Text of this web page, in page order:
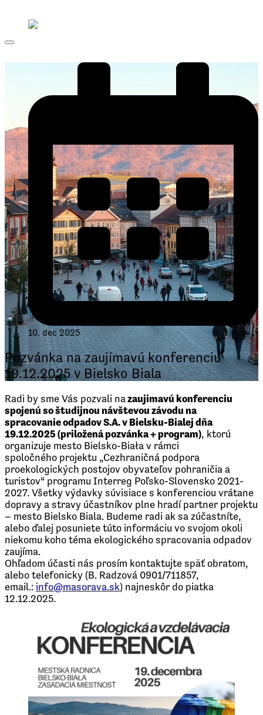
10. dec 2025
Pozvánka na zaujímavú konferenciu
19.12.2025 v Bielsko Biala
Radi by sme Vás pozvali nazaujimavú konferenciu
spojenú so študijnou návštevou závodu na
spracovanie odpadov S.A. v Bielsku-Bialej dňa
19.12.2025 (priložená pozvánka + program), ktorú
organizuje mesto Bielsko-Biała v rámci
spoločného projektu „Cezhraničná podpora
proekologických postojov obyvateľov pohraničia a
turistov“ programu Interreg Poľsko-Slovensko 2021-
2027. Všetky výdavky súvisiace s konferenciou vrátane
dopravy a stravy účastníkov plne hradí partner projektu
– mesto Bielsko Biala. Budeme radi ak sa zúčastníte,
alebo ďalej posuniete túto informáciu vo svojom okoli
niekomu koho téma ekologického spracovania odpadov
zaujíma.
Ohľadom účasti nás prosím kontaktujte späť obratom,
alebo telefonicky (B. Radzová 0901/711857,
email.: info@masorava.sk) najneskôr do piatka
12.12.2025.